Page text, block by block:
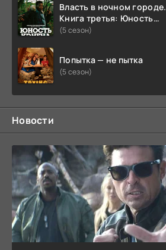
Власть в ночном городе.
Книга третья: Юность
Кэнена
(5 сезон)
Попытка — не пытка
(5 сезон)
Новости